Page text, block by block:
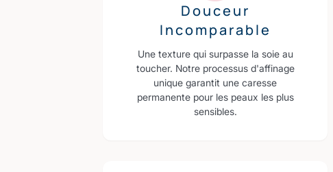
Douceur
Incomparable
Une texture qui surpasse la soie au
toucher. Notre processus d'affinage
unique garantit une caresse
permanente pour les peaux les plus
sensibles.